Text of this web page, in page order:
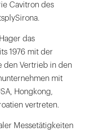
Cavitron des
das
1976 mit der
den Vertrieb in den
mit
Hongkong,
vertreten.
Messetätigkeiten